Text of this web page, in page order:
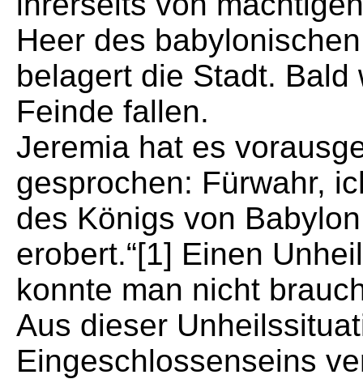
Heer des
belagert die Stadt.
Feinde fallen.
Jeremia hat es
gesprochen: Fürwahr,
des Königs von
erobert.“[1] Einen
konnte man nicht
Aus dieser
Eingeschlossenseins